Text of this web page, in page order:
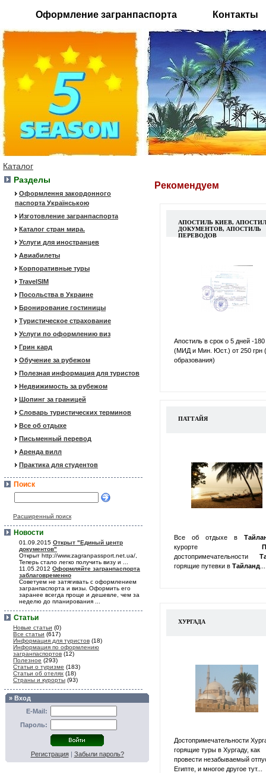
Оформление загранпаспорта Контакты
Каталог
Разделы
Оформлення закордонного
паспорта Українською
Изготовление загранпаспорта
Каталог стран мира.
Услуги для иностранцев
Авиабилеты
Корпоративные туры
TravelSIM
Посольства в Украине
Бронирование гостиницы
Туристическое страхование
Услуги по оформлению виз
Грин кард
Обучение за рубежом
Полезная информация для туристов
Недвижимость за рубежом
Шопинг за границей
Словарь туристических терминов
Все об отдыхе
Письменный перевод
Аренда вилл
Практика для студентов
Поиск
Расширенный поиск
Новости
01.09.2015 Открыт "Единый центр
документов"
Открыт http://www.zagranpassport.net.ua/,
Теперь стало легко получить визу и ...
11.05.2012 Оформляйте загранпаспорта
заблаговременно
Советуем не затягивать с оформлением
загранпаспорта и визы. Оформить его
заранее всегда проще и дешевле, чем за
неделю до планирования ...
Статьи
Новые статьи (0)
Все статьи (617)
Информация для туристов (18)
Информация по оформлению
загранпаспортов (12)
Полезное (293)
Статьи о туризме (183)
Статьи об отелях (18)
Страны и курорты (93)
» Вход
E-Mail:
Пароль:
Регистрация| Забыли пароль?
Рекомендуем
АПОСТИЛЬ КИЕВ,
ДОКУМЕНТОВ, АПОСТИЛЬ
ПЕРЕВОДОВ
Апостиль в срок о 5 дней -180
(МИД и Мин. Юст.) от 250 грн
образования)
ПАТТАЙЯ
Все об отдыхе в
курорте
достопримечательности
горящие путевки в Тайланд
ХУРГАДА
Достопримечательности
горящие туры в Хургаду, как
провести незабываемый
Египте, и многое другое тут...